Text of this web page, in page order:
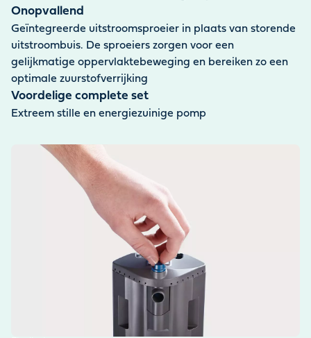
Onopvallend
Geïntegreerde uitstroomsproeier in plaats van storende
uitstroombuis. De sproeiers zorgen voor een
gelijkmatige oppervlaktebeweging en bereiken zo een
optimale zuurstofverrijking
Voordelige complete set
Extreem stille en energiezuinige pomp